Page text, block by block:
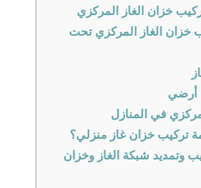
خزان الغاز المركزي
خزان الغاز المركزي تحت
أرضي
في المنازل
تركيب خزان غاز منزلي؟
وتمديد شبكة الغاز وخزان